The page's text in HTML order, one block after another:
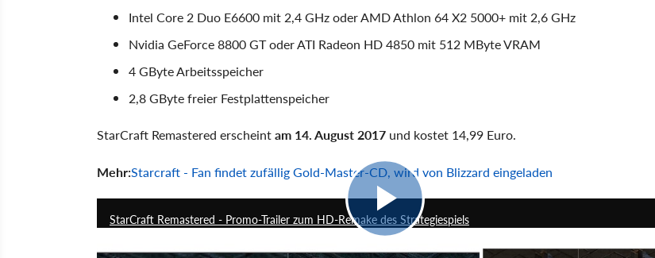
Intel Core 2 Duo E6600 mit 2,4 GHz oder AMD Athlon 64 X2 5000+ mit 2,6 GHz
Nvidia GeForce 8800 GT oder ATI Radeon HD 4850 mit 512 MByte VRAM
4 GByte Arbeitsspeicher
2,8 GByte freier Festplattenspeicher
StarCraft Remastered erscheintam 14. August 2017 und kostet 14,99 Euro.
Mehr:Starcraft - Fan findet zufällig Gold-Master-CD, wird von Blizzard eingeladen
StarCraft Remastered - Promo-Trailer zum HD-Remake des Strategiespiels